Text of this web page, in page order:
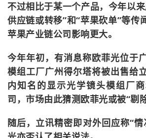
不过相比于某一个产品，今年以
供应链或转移”和“苹果砍单”等传
苹果产业链公司影响更大。
今年年初，有消息称欧菲光位于
模组工厂广州得尔塔将被出售给
内知名的显示光学镜头模组厂
司，市场由此猜测欧菲光或被“剔
随后，立讯精密即对外回应称“